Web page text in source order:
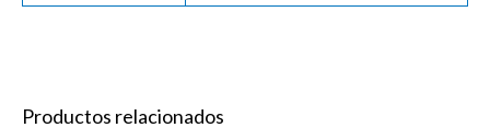
Productos relacionados